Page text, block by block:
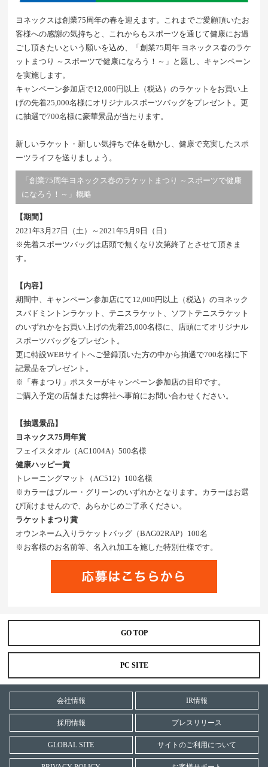
ヨネックスは創業75周年の春を迎えます。これまでご愛顧頂いたお
客様への感謝の気持ちと、これからもスポーツを通じて健康にお過
ごし頂きたいという願いを込め、「創業75周年 ヨネックス春のラケ
ットまつり ～スポーツで健康になろう！～」と題し、キャンペーン
を実施します。
キャンペーン参加店で12,000円以上（税込）のラケットをお買い上
げの先着25,000名様にオリジナルスポーツバッグをプレゼント。更
に抽選で700名様に豪華景品が当たります。
新しいラケット・新しい気持ちで体を動かし、健康で充実したスポ
ーツライフを送りましょう。
「創業75周年ヨネックス春のラケットまつり ～スポーツで健康
になろう！～」概略
【期間】
2021年3月27日（土）～2021年5月9日（日）
※先着スポーツバッグは店頭で無くなり次第終了とさせて頂きま
す。
【内容】
期間中、キャンペーン参加店にて12,000円以上（税込）のヨネック
スバドミントンラケット、テニスラケット、ソフトテニスラケット
のいずれかをお買い上げの先着25,000名様に、店頭にてオリジナル
スポーツバッグをプレゼント。
更に特設WEBサイトへご登録頂いた方の中から抽選で700名様に下
記景品をプレゼント。
※「春まつり」ポスターがキャンペーン参加店の目印です。
ご購入予定の店舗または弊社へ事前にお問い合わせください。
【抽選景品】
ヨネックス75周年賞
フェイスタオル（AC1004A）500名様
健康ハッピー賞
トレーニングマット（AC512）100名様
※カラーはブルー・グリーンのいずれかとなります。カラーはお選
び頂けませんので、あらかじめご了承ください。
ラケットまつり賞
オウンネーム入りラケットバッグ（BAG02RAP）100名
※お客様のお名前等、名入れ加工を施した特別仕様です。
GO TOP
PC SITE
会社情報 IR情報
採用情報 プレスリリース
GLOBAL SITE サイトのご利用について